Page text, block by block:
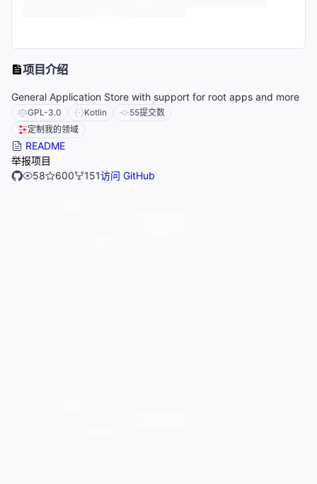
项目介绍
General Application Store with support for root apps and more
GPL-3.0 Kotlin 55提交数
定制我的领域
README
举报项目
58
600 151访问 GitHub